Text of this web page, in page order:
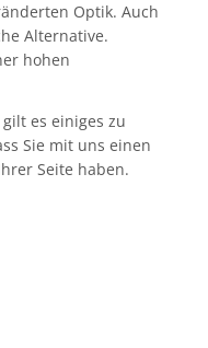
Optik. Auch
Alternative.
hohen
es einiges zu
Sie mit uns einen
Seite haben.